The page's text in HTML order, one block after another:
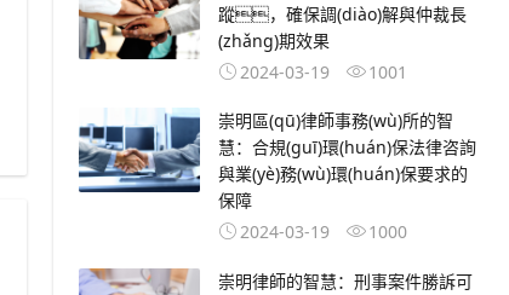
蹤，確保調(diào)解與仲裁長
(zhǎng)期效果
2024-03-19
1001
崇明區(qū)律師事務(wù)所的智
慧：合規(guī)環(huán)保法律咨詢
與業(yè)務(wù)環(huán)保要求的
保障
2024-03-19
1000
崇明律師的智慧：刑事案件勝訴可